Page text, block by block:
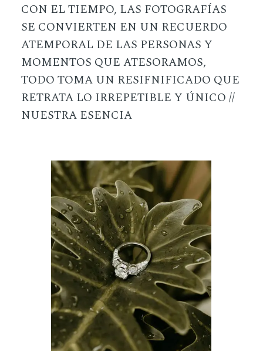
CON EL TIEMPO, LAS FOTOGRAFÍAS
SE CONVIERTEN EN UN RECUERDO
ATEMPORAL DE LAS PERSONAS Y
MOMENTOS QUE ATESORAMOS,
TODO TOMA UN RESIFNIFICADO QUE
RETRATA LO IRREPETIBLE Y ÚNICO //
NUESTRA ESENCIA